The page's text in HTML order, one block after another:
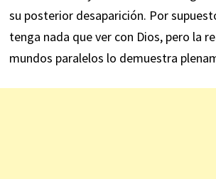
su posterior desaparición. Por
tenga nada que ver con Dios, pero la
mundos paralelos lo demuestra